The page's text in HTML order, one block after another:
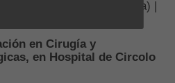
ARS MEDICA, Pavia (Italia) |
en Cirugía y
en Hospital de Circolo